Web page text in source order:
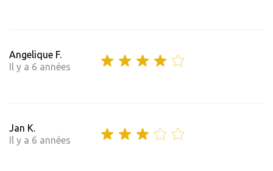
Angelique F.
Il y a 6 années
Jan K.
Il y a 6 années